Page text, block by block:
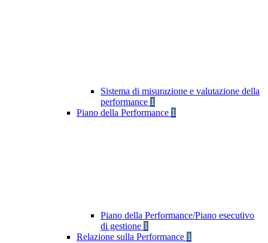
Sistema di misurazione e valutazione della
performance 1
Piano della Performance 1
Piano della Performance/Piano esecutivo
di gestione 1
Relazione sulla Performance 1